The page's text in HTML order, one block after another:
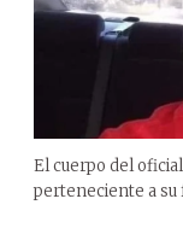
El cuerpo del
perteneciente a su